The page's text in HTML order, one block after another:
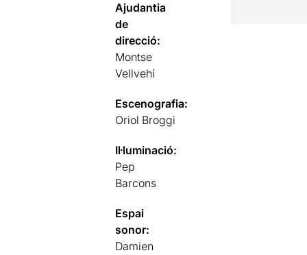
Ajudantia
de
direcció:
Montse
Vellvehí
Escenografia:
Oriol Broggi
Il·luminació:
Pep
Barcons
Espai
sonor:
Damien